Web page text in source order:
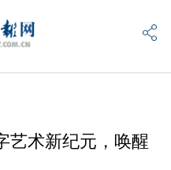
艺术新纪元，唤醒